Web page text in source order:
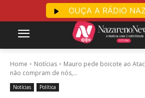
Home Notícias
Mauro pede boicote ao
não compram de nós,...
Notícias Política
OUÇA A RÁDIO